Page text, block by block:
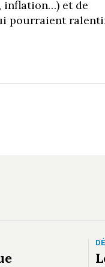
inflation…) et de
pourraient